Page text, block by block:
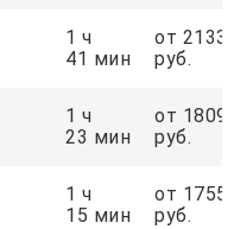
1 ч
41 мин
от 2133
руб.
1 ч
23 мин
от 1809
руб.
1 ч
15 мин
от 1755
руб.